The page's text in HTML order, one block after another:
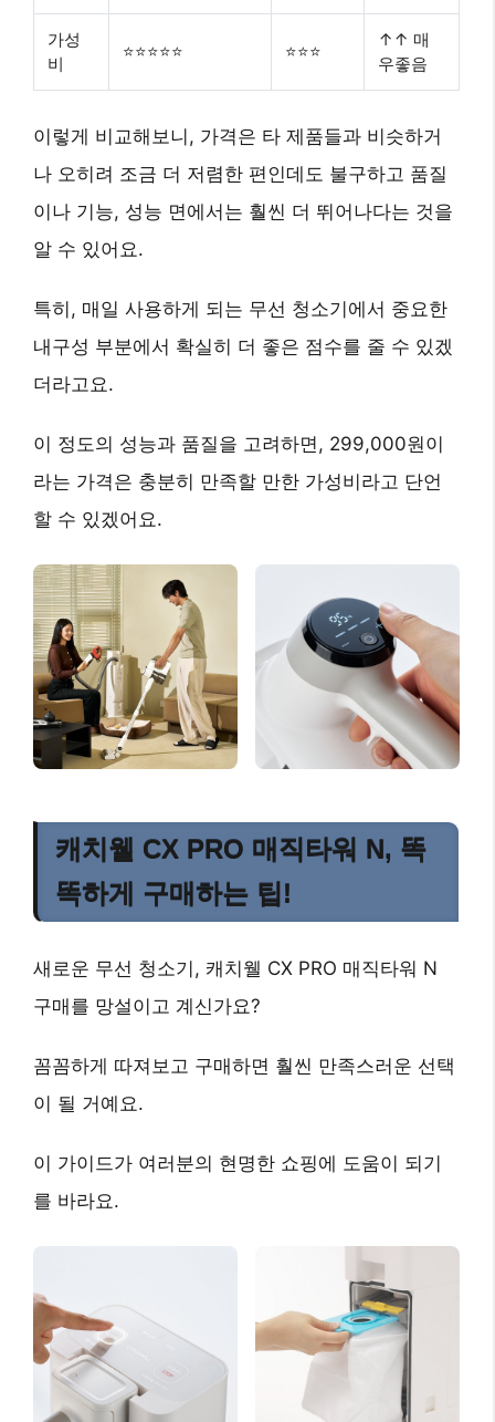
가성
비
⭐⭐⭐⭐⭐ ⭐⭐⭐
↑↑ 매
우좋음
이렇게 비교해보니, 가격은 타 제품들과 비슷하거
나 오히려 조금 더 저렴한 편인데도 불구하고 품질
이나 기능, 성능 면에서는 훨씬 더 뛰어나다는 것을
알 수 있어요.
특히, 매일 사용하게 되는 무선 청소기에서 중요한
내구성 부분에서 확실히 더 좋은 점수를 줄 수 있겠
더라고요.
이 정도의 성능과 품질을 고려하면, 299,000원이
라는 가격은 충분히 만족할 만한 가성비라고 단언
할 수 있겠어요.
캐치웰 CX PRO 매직타워 N, 똑
똑하게 구매하는 팁!
새로운 무선 청소기, 캐치웰 CX PRO 매직타워 N
구매를 망설이고 계신가요?
꼼꼼하게 따져보고 구매하면 훨씬 만족스러운 선택
이 될 거예요.
이 가이드가 여러분의 현명한 쇼핑에 도움이 되기
를 바라요.